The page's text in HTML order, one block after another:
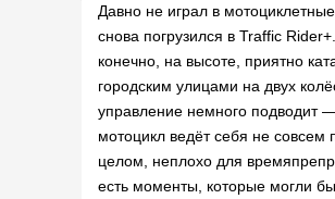
Давно не играл в
снова погрузился в Traffic
конечно, на высоте, приятно
городским улицами на двух
управление немного подводит
мотоцикл ведёт себя не совсем
целом, неплохо для
есть моменты, которые могли